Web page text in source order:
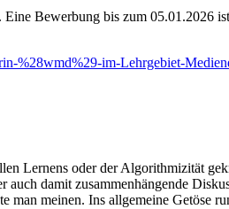
Bewerbung bis zum 05.01.2026
%28wmd%29-im-Lehrgebiet-
Lernens oder der Algorithmizität
damit zusammenhängende
meinen. Ins allgemeine Getöse